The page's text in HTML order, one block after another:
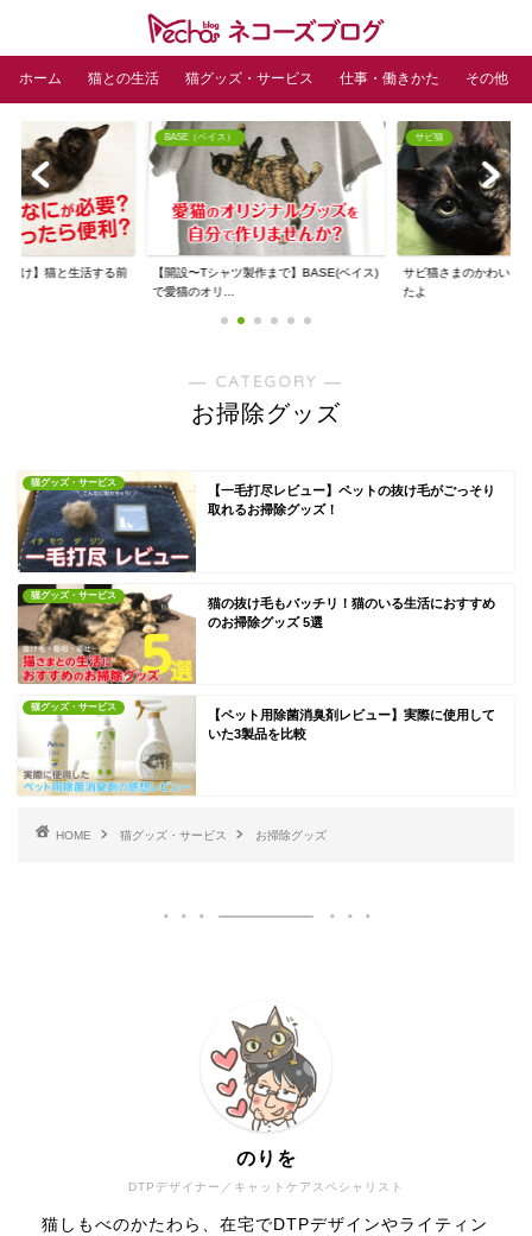
ホーム 猫との生活 猫グッズ・サービス 仕事・働きかた その他
向け】猫と生活する前
BASE（ベイス）
【開設〜Tシャツ製作まで】BASE(ベイス)
で愛猫のオリ...
サビ猫
サビ猫さまのかわいい
たよ
― CATEGORY ―
お掃除グッズ
猫グッズ・サービス
【一毛打尽レビュー】ペットの抜け毛がごっそり
取れるお掃除グッズ！
猫グッズ・サービス
猫の抜け毛もバッチリ！猫のいる生活におすすめ
のお掃除グッズ 5選
猫グッズ・サービス
【ペット用除菌消臭剤レビュー】実際に使用して
いた3製品を比較
HOME 猫グッズ・サービス お掃除グッズ
DTPデザイナー／キャットケアスペシャリスト
のりを
猫しもべのかたわら、在宅でDTPデザインやライティン